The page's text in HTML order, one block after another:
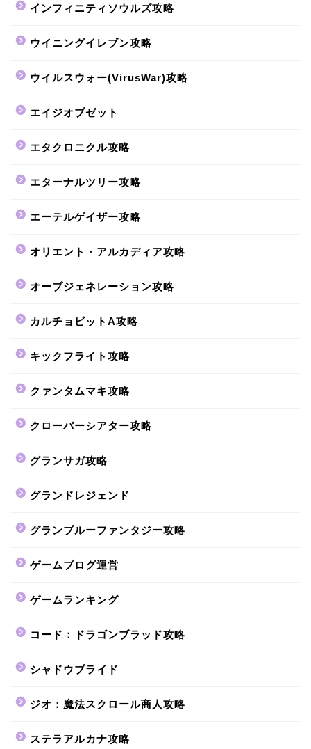
インフィニティソウルズ攻略
ウイニングイレブン攻略
ウイルスウォー(VirusWar)攻略
エイジオブゼット
エタクロニクル攻略
エターナルツリー攻略
エーテルゲイザー攻略
オリエント・アルカディア攻略
オーブジェネレーション攻略
カルチョビットA攻略
キックフライト攻略
クァンタムマキ攻略
クローバーシアター攻略
グランサガ攻略
グランドレジェンド
グランブルーファンタジー攻略
ゲームブログ運営
ゲームランキング
コード：ドラゴンブラッド攻略
シャドウブライド
ジオ：魔法スクロール商人攻略
ステラアルカナ攻略